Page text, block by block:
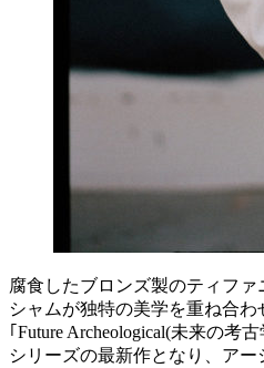
腐食したブロンズ製のティフ
シャムが独特の美学を重ね合わ
｢Future Archeological(未来の考
シリーズの最新作となり、ア